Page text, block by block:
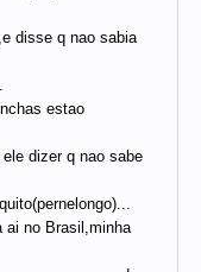
disse q nao sabia
estao
dizer q nao sabe
ai no Brasil,minha